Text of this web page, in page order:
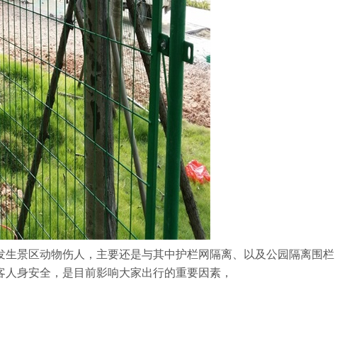
景区动物伤人，主要还是与其中护栏网隔离、以及公园隔离围栏
身安全，是目前影响大家出行的重要因素，